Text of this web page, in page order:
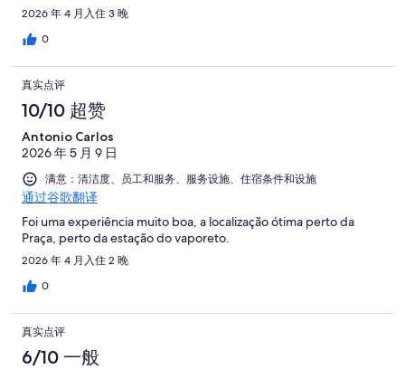
2026 年 4 月入住 3 晚
0
真实点评
10/10 超赞
Antonio Carlos
2026 年 5 月 9 日
满意：清洁度、员工和服务、服务设施、住宿条件和设施
通过谷歌翻译
Foi uma experiência muito boa, a localização ótima perto da
Praça, perto da estação do vaporeto.
2026 年 4 月入住 2 晚
0
真实点评
6/10 一般